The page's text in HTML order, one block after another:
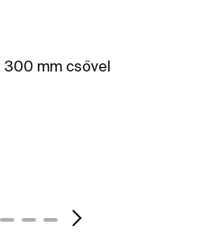
300 mm csővel